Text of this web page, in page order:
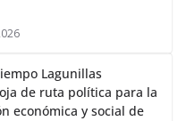
Lagunillas
de ruta política para la
económica y social de